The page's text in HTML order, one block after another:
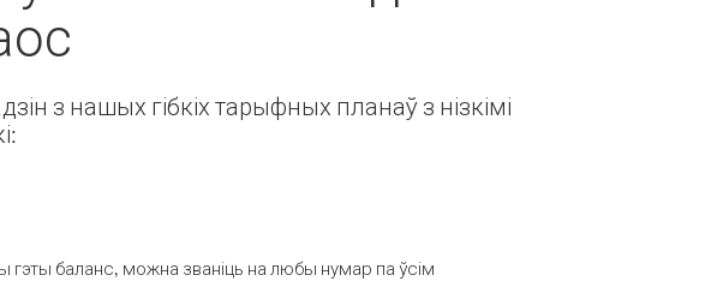
з нашых гібкіх тарыфных планаў з нізкімі
баланс, можна званіць на любы нумар па ўсім